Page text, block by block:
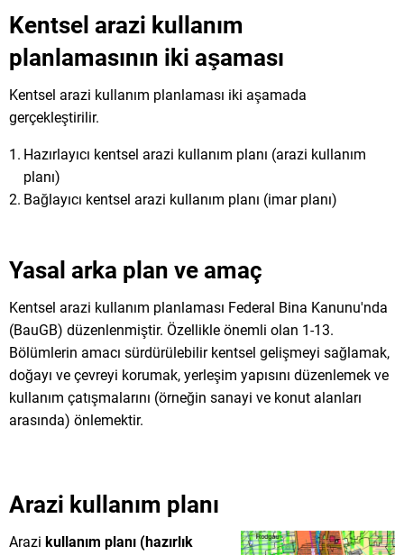
Kentsel arazi kullanım
planlamasının iki aşaması
Kentsel arazi kullanım planlaması iki aşamada
gerçekleştirilir.
Hazırlayıcı kentsel arazi kullanım planı (arazi kullanım
planı)
Bağlayıcı kentsel arazi kullanım planı (imar planı)
Yasal arka plan ve amaç
Kentsel arazi kullanım planlaması Federal Bina Kanunu'nda
(BauGB) düzenlenmiştir. Özellikle önemli olan 1-13.
Bölümlerin amacı sürdürülebilir kentsel gelişmeyi sağlamak,
doğayı ve çevreyi korumak, yerleşim yapısını düzenlemek ve
kullanım çatışmalarını (örneğin sanayi ve konut alanları
arasında) önlemektir.
Arazi kullanım planı
Arazi kullanım planı (hazırlık